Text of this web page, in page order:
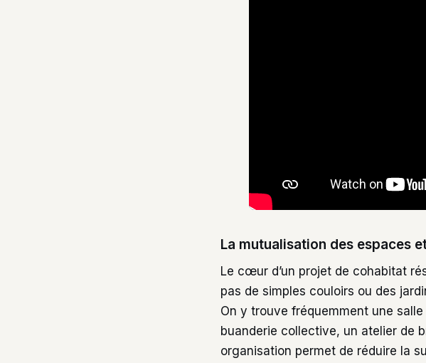
La mutualisation des espaces
Le cœur d’un projet de cohabitat
pas de simples couloirs ou des
On y trouve fréquemment une
buanderie collective, un atelier de
organisation permet de réduire la